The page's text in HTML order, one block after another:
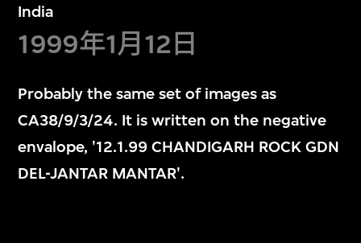
India
1999年1月12日
Probably the same set of images as
CA38/9/3/24. It is written on the negative
envalope, '12.1.99 CHANDIGARH ROCK GDN
DEL-JANTAR MANTAR'.